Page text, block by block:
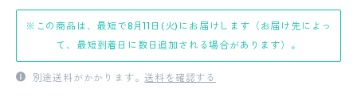
※この商品は、最短で8月11日(火)にお届けします（お届け先によっ
て、最短到着日に数日追加される場合があります）。
別途送料がかかります。送料を確認する